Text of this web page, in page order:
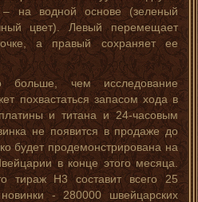
– на водной основе (зеленый
цвет). Левый перемещает
а правый сохраняет ее
чем исследование
похвастаться запасом хода в
и титана и 24-часовым
не появится в продаже до
будет продемонстрирована на
в конце этого месяца.
тираж H3 составит всего 25
- 280000 швейцарских